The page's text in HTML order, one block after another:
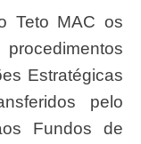
Estratégicas
pelo
Fundos de